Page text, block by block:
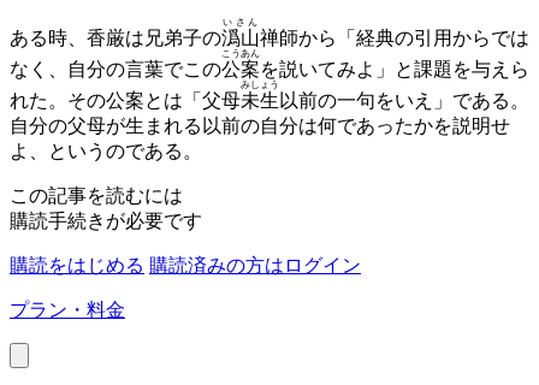
ある時、香厳は兄弟子の潙山
いさん
禅師から「経典の引用からでは
なく、自分の言葉でこの公案
こうあん
を説いてみよ」と課題を与えら
れた。その公案とは「父母未生
みしょう
以前の一句をいえ」である。
自分の父母が生まれる以前の自分は何であったかを説明せ
よ、というのである。
この記事を読むには
購読手続きが必要です
購読をはじめる 購読済みの方はログイン
プラン・料金